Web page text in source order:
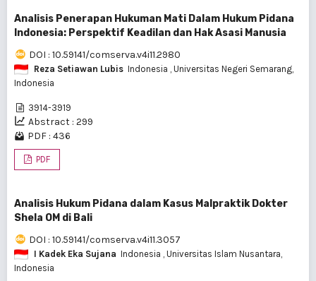
Analisis Penerapan Hukuman Mati Dalam Hukum Pidana
Indonesia: Perspektif Keadilan dan Hak Asasi Manusia
DOI : 10.59141/comserva.v4i11.2980
Reza Setiawan Lubis Indonesia , Universitas Negeri Semarang,
Indonesia
3914-3919
Abstract : 299
PDF : 436
PDF
Analisis Hukum Pidana dalam Kasus Malpraktik Dokter
Shela OM di Bali
DOI : 10.59141/comserva.v4i11.3057
I Kadek Eka Sujana Indonesia , Universitas Islam Nusantara,
Indonesia